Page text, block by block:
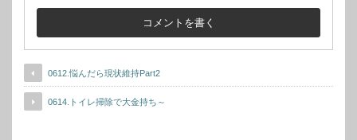
0612.悩んだら現状維持Part2
0614.トイレ掃除で大金持ち～